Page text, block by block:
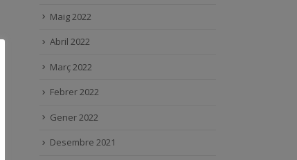
Maig 2022
Abril 2022
Març 2022
Febrer 2022
Gener 2022
Desembre 2021